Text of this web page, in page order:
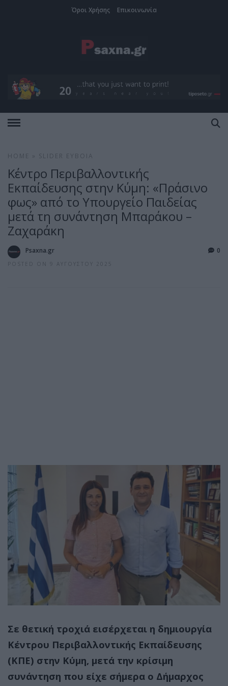
Όροι Χρήσης Επικοινωνία
HOME SLIDER ΕΎΒΟΙΑ
Κέντρο Περιβαλλοντικής
Εκπαίδευσης στην Κύμη: «Πράσινο
φως» από το Υπουργείο Παιδείας
μετά τη συνάντηση Μπαράκου –
Ζαχαράκη
Psaxna.gr
POSTED ON 9 ΑΥΓΟΎΣΤΟΥ 2025
0
Σε θετική τροχιά εισέρχεται η δημιουργία
Κέντρου Περιβαλλοντικής Εκπαίδευσης
(ΚΠΕ) στην Κύμη, μετά την κρίσιμη
συνάντηση που είχε σήμερα ο Δήμαρχος